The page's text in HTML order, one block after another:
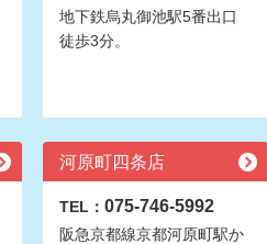
地下鉄烏丸御池駅5番出口
徒歩3分。
河原町四条店
TEL： 075-746-5992
阪急京都線京都河原町駅か